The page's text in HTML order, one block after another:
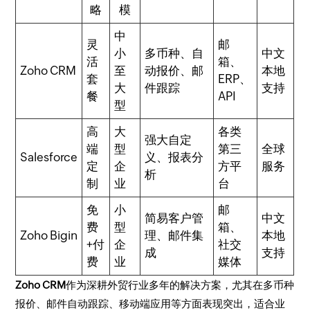
略
模
Zoho CRM
灵
活
套
餐
中
小
至
大
型
多币种、自
动报价、邮
件跟踪
邮
箱、
ERP、
API
中文
本地
支持
Salesforce
高
端
定
制
大
型
企
业
强大自定
义、报表分
析
各类
第三
方平
台
全球
服务
Zoho Bigin
免
费
+付
费
小
型
企
业
简易客户管
理、邮件集
成
邮
箱、
社交
媒体
中文
本地
支持
Zoho CRM作为深耕外贸行业多年的解决方案，尤其在多币种
报价、邮件自动跟踪、移动端应用等方面表现突出，适合业